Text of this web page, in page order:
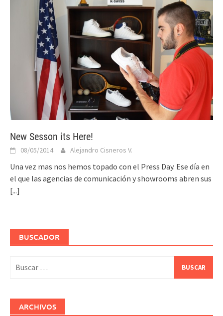
New Sesson its Here!
08/05/2014 Alejandro Cisneros V.
Una vez mas nos hemos topado con el Press Day. Ese día en
el que las agencias de comunicación y showrooms abren sus
[...]
BUSCADOR
ARCHIVOS